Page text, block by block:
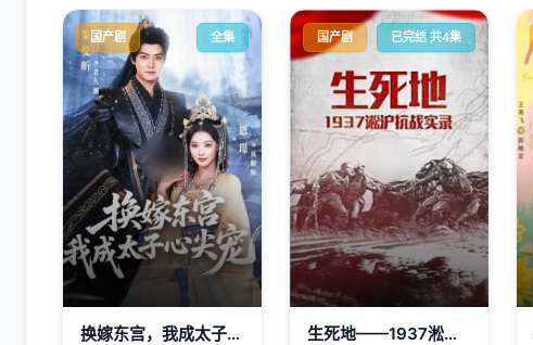
国产剧 全集
换嫁东宫，我成太子心尖宠
国产剧 已完结 共4集
生死地——1937淞沪抗战实录